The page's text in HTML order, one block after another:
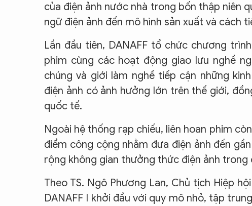
của điện ảnh nước nhà trong bốn thập niên
ngữ điện ảnh đến mô hình sản xuất và cách
Lần đầu tiên, DANAFF tổ chức chương
phim cùng các hoạt động giao lưu nghề
chúng và giới làm nghề tiếp cận những
điện ảnh có ảnh hưởng lớn trên thế giới,
quốc tế.
Ngoài hệ thống rạp chiếu, liên hoan phim
điểm công cộng nhằm đưa điện ảnh đến
rộng không gian thưởng thức điện ảnh trong
Theo TS. Ngô Phương Lan, Chủ tịch Hiệp
DANAFF I khởi đầu với quy mô nhỏ, tập